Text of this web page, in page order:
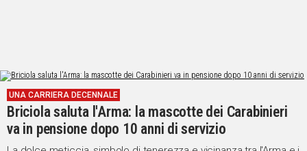
UNA CARRIERA DECENNALE
Briciola saluta l'Arma: la mascotte dei Carabinieri
va in pensione dopo 10 anni di servizio